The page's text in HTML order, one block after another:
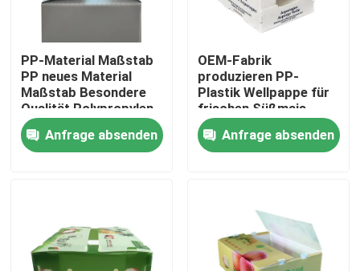
Zu Hause
PP-Material Maßstab
PP neues Material
Maßstab Besondere
Qualität Polypropylen
pp Wellpappe
Honigstock
Kunststoff Umsatz
Anfrage absenden
OEM-Fabrik
produzieren PP-
Plastik Wellpappe für
frischen Süßmais
Brokkoli Auberginen
Ingwer-Box
Anfrage absenden